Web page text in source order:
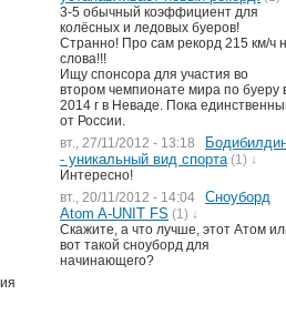
3-5 обычный коэффициент для
колёсных и ледовых буеров!
Странно! Про сам рекорд 215 км/ч
слова!!!
Ищу спонсора для участия во
втором чемпионате мира по буеру
2014 г в Неваде. Пока
от России.
вт., 27/11/2012 - 13:18
- уникальный вид спорта (1) ↓
Интересно!
вт., 20/11/2012 - 14:04
Сноуборд
Atom A-UNIT FS (1) ↓
Скажите, а что лучше, этот Атом
вот такой сноуборд для
начинающего?